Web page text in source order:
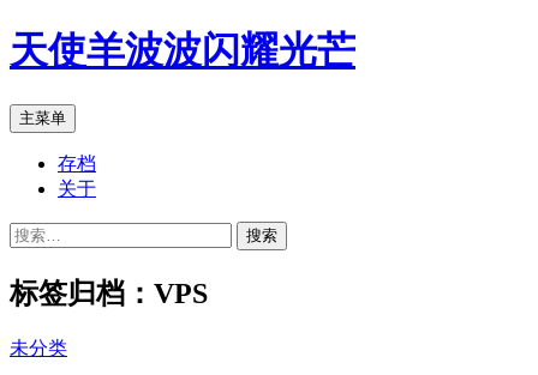
跳
至
文
天使羊波波闪耀光芒
搜
索
主菜单
存档
关于
搜
标签归档：VPS
未分类